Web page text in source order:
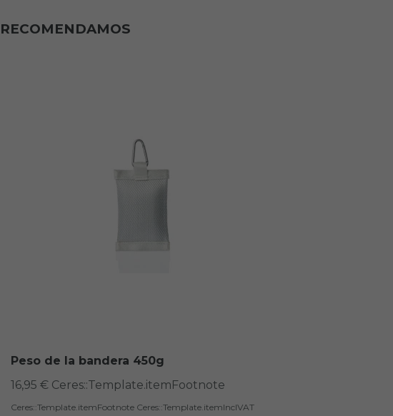
RECOMENDAMOS
Peso de la bandera 450g
16,95 € Ceres::Template.itemFootnote
Ceres::Template.itemFootnote Ceres::Template.itemInclVAT